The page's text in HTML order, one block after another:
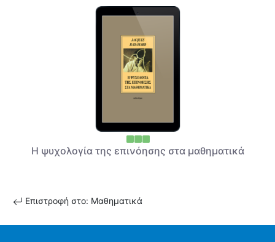
Η ψυχολογία της επινόησης στα μαθηματικά
Επιστροφή στο: Μαθηματικά